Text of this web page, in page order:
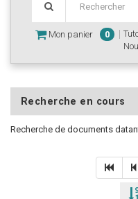
Mon panier 0
Recherche en cours
Recherche de documents